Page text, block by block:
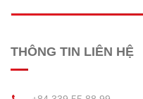
THÔNG TIN LIÊN HỆ